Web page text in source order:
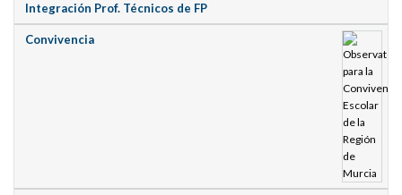
Integración Prof. Técnicos de FP
Convivencia